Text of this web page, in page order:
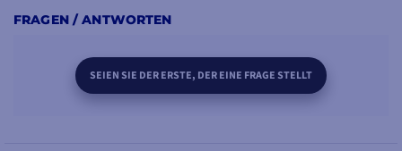
FRAGEN / ANTWORTEN
SEIEN SIE DER ERSTE, DER EINE FRAGE STELLT